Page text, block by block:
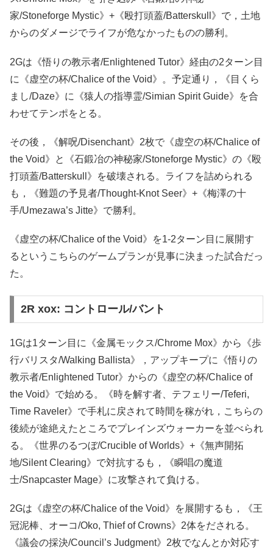
家/Stoneforge Mystic》+《殴打頭蓋/Batterskull》で，土地
からのダメージでライフが危なかったものの勝利。
2Gは《悟りの教示者/Enlightened Tutor》経由の2ターン目
に《虚空の杯/Chalice of the Void》。予定通り，《目くら
まし/Daze》に《猿人の指導霊/Simian Spirit Guide》を合
わせてテンポをとる。
その後，《解呪/Disenchant》2枚で《虚空の杯/Chalice of
the Void》と《石鍛冶の神秘家/Stoneforge Mystic》の《殴
打頭蓋/Batterskull》を破壊される。ライフを詰められる
も，《難題の予見者/Thought-Knot Seer》+《梅澤の十
手/Umezawa’s Jitte》で勝利。
《虚空の杯/Chalice of the Void》を1-2ターン目に展開す
るというこちらのゲームプランが見事に決まった試合だっ
た。
2R xox: コントロール/バント
1Gは1ターン目に《金属モックス/Chrome Mox》から《歩
行バリスタ/Walking Ballista》，アップキープに《悟りの
教示者/Enlightened Tutor》からの《虚空の杯/Chalice of
the Void》で始める。《時を解す者、テフェリー/Teferi,
Time Raveler》で手札に戻されて時間を稼がれ，こちらの
後続が途絶えたところでプレインズウォーカーを並べられ
る。《世界のるつぼ/Crucible of Worlds》+《無声開拓
地/Silent Clearing》で対抗するも，《瞬唱の魔道
士/Snapcaster Mage》に攻撃されて負ける。
2Gは《虚空の杯/Chalice of the Void》を展開するも，《王
冠泥棒、オーコ/Oko, Thief of Crowns》2体をだされる。
《議会の採決/Council’s Judgment》2枚でなんとか対応す